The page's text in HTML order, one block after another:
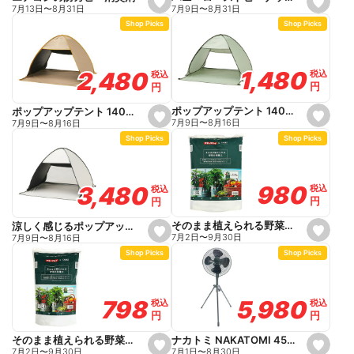
s
e
t
o
r
i
e
7月13日〜8月31日
s
e
t
o
r
i
e
7月9日〜8月31日
s
e
t
o
r
i
e
Shop Picks
2,480
2,480税込
税込
円
円
ポップアップテント 140cm ブラックコーティング ベージュ
7月9日〜8月16日
s
e
t
o
r
i
e
Shop Picks
1,480
1,480 税込
税込
円
円
ポップアップテント 140cm グリーン
7月9日〜8月16日
s
e
t
o
r
i
e
Shop Picks
3,480
3,480税込
税込
円
円
涼しく感じるポップアップテント 140cm ホワイト
7月9日〜8月16日
s
e
t
o
r
i
e
Shop Picks
980
980 税込
税込
円
円
そのまま植えられる野菜の培養土 25L
7月2日〜9月30日
s
Shop Picks
798
798税込
税込
円
円
そのまま植えられる野菜の培養土 15L
s
Shop Picks
5,980
5,980 税込
税込
円
円
ナカトミ NAKATOMI 45cmスタンド扇 HSE-45BGP
7月1日〜8月30日